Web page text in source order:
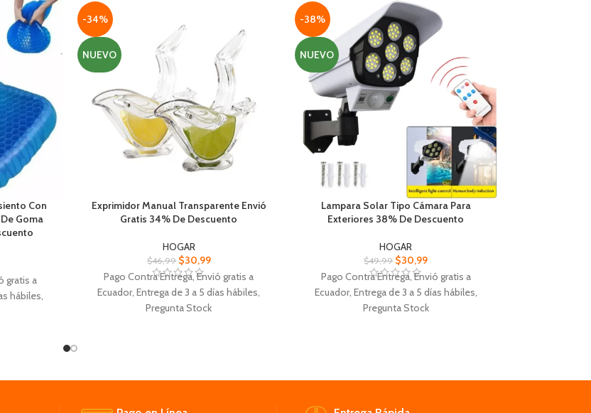
Con
Goma
gratis a
hábiles,
-34%
NUEVO
Exprimidor Manual Transparente Envió
Gratis 34% De Descuento
HOGAR
$46,99 $30,99
Pago Contra Entrega, Envió gratis a
Ecuador, Entrega de 3 a 5 días hábiles,
Pregunta Stock
-38%
NUEVO
Lampara Solar Tipo Cámara Para
Exteriores 38% De Descuento
HOGAR
$49,99 $30,99
Pago Contra Entrega, Envió gratis a
Ecuador, Entrega de 3 a 5 días hábiles,
Pregunta Stock